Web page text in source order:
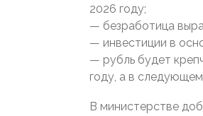
2026 году;
— безработица
— инвестиции в
— рубль будет
году, а в
В министерстве